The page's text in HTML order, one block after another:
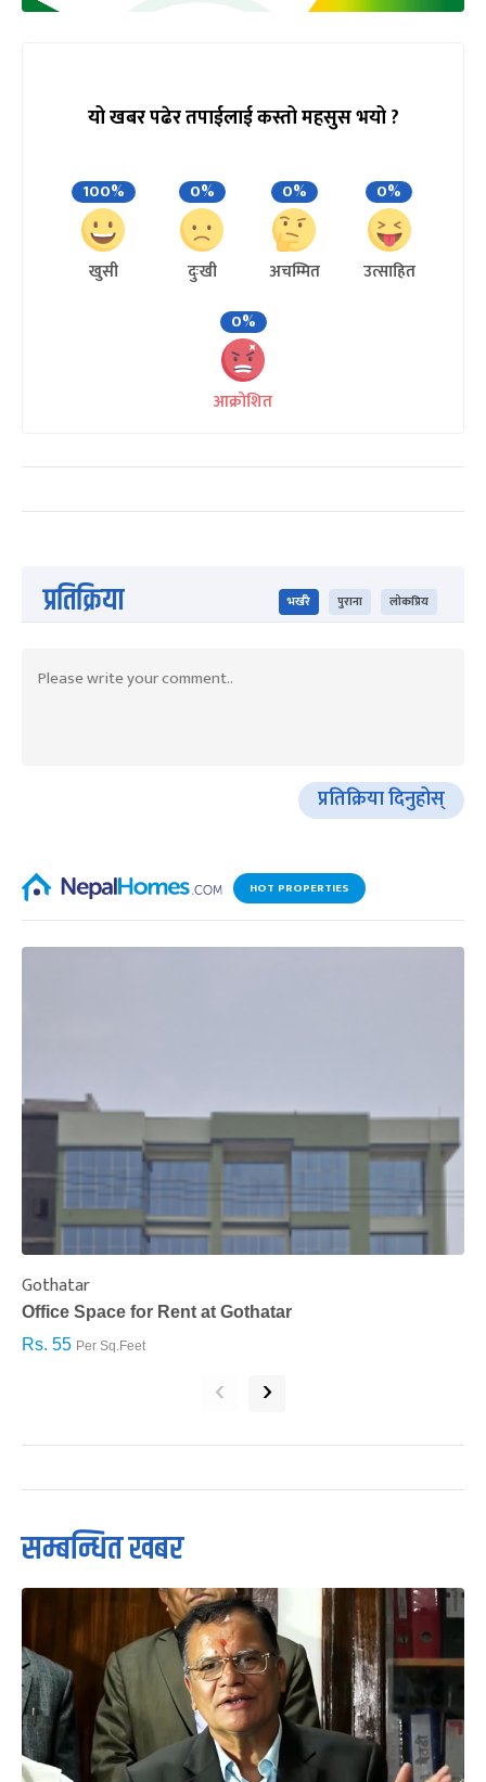
यो खबर पढेर तपाईलाई कस्तो महसुस भयो ?
100%
खुसी
0%
दुःखी
0%
अचम्मित
0%
उत्साहित
0%
आक्रोशित
प्रतिक्रिया भर्खरै पुराना लोकप्रिय
प्रतिक्रिया दिनुहोस्
HOT PROPERTIES
Gothatar
Office Space for Rent at Gothatar
Rs. 55 Per Sq.Feet
‹ ›
सम्बन्धित खबर